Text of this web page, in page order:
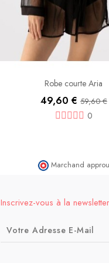
Robe courte Aria
49,60 € 59,60 €
0
Marchand
Inscrivez-vous à la newsletter